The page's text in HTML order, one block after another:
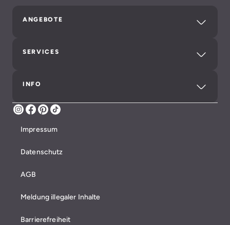
ANGEBOTE
SERVICES
INFO
Instagram
Facebook
Pinterest
Impressum
Datenschutz
AGB
Meldung illegaler Inhalte
Barrierefreiheit